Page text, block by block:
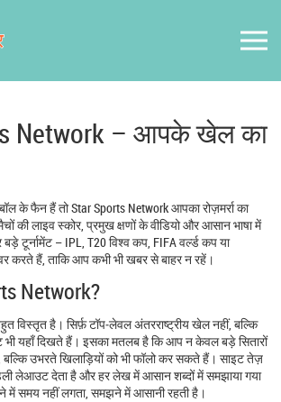
Network – आपके खेल का
के फैन हैं तो Star Sports Network आपका रोज़मर्रा का
की लाइव स्कोर, प्रमुख क्षणों के वीडियो और आसान भाषा में
टूर्नामेंट – IPL, T20 विश्व कप, FIFA वर्ल्ड कप या
करते हैं, ताकि आप कभी भी खबर से बाहर न रहें।
Network?
विस्तृत है। सिर्फ़ टॉप‑लेवल अंतरराष्ट्रीय खेल नहीं, बल्कि
भी यहाँ दिखते हैं। इसका मतलब है कि आप न केवल बड़े सितारों
उभरते खिलाड़ियों को भी फॉलो कर सकते हैं। साइट तेज़
लेआउट देता है और हर लेख में आसान शब्दों में समझाया गया
में समय नहीं लगता, समझने में आसानी रहती है।